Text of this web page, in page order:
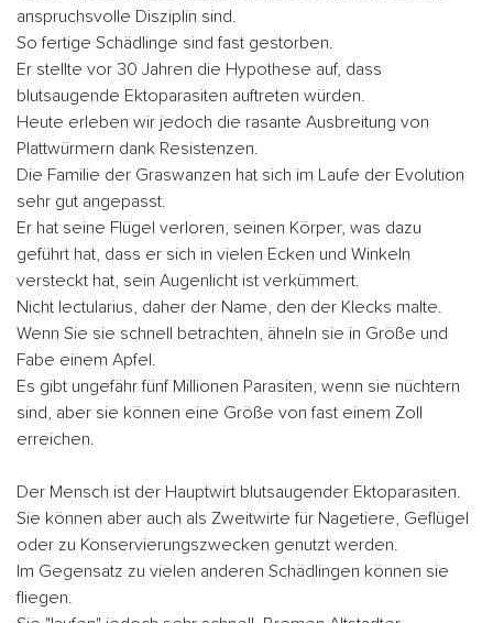
anspruchsvolle Disziplin sind.
So fertige Schädlinge sind fast gestorben.
Er stellte vor 30 Jahren die Hypothese auf, dass
blutsaugende Ektoparasiten auftreten würden.
Heute erleben wir jedoch die rasante Ausbreitung von
Plattwürmern dank Resistenzen.
Die Familie der Graswanzen hat sich im Laufe der Evolution
sehr gut angepasst.
Er hat seine Flügel verloren, seinen Körper, was dazu
geführt hat, dass er sich in vielen Ecken und Winkeln
versteckt hat, sein Augenlicht ist verkümmert.
Nicht lectularius, daher der Name, den der Klecks malte.
Wenn Sie sie schnell betrachten, ähneln sie in Größe und
Fabe einem Apfel.
Es gibt ungefähr fünf Millionen Parasiten, wenn sie nüchtern
sind, aber sie können eine Größe von fast einem Zoll
erreichen.
Der Mensch ist der Hauptwirt blutsaugender Ektoparasiten.
Sie können aber auch als Zweitwirte für Nagetiere, Geflügel
oder zu Konservierungszwecken genutzt werden.
Im Gegensatz zu vielen anderen Schädlingen können sie
fliegen.